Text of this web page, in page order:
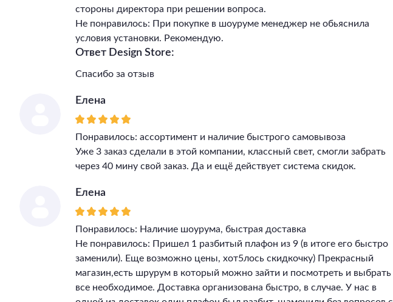
стороны директора при решении вопроса.
Не понравилось: При покупке в шоуруме менеджер не обьяснила
условия установки. Рекомендую.
Ответ Design Store:
Спасибо за отзыв
Елена
Понравилось: ассортимент и наличие быстрого самовывоза
Уже 3 заказ сделали в этой компании, классный свет, смогли забрать
через 40 мину свой заказ. Да и ещё действует система скидок.
Елена
Понравилось: Наличие шоурума, быстрая доставка
Не понравилось: Пришел 1 разбитый плафон из 9 (в итоге его быстро
заменили). Еще возможно цены, хот5лось скидкочку) Прекрасный
магазин,есть шрурум в который можно зайти и посмотреть и выбрать
все необходимое. Доставка организована быстро, в случае. У нас в